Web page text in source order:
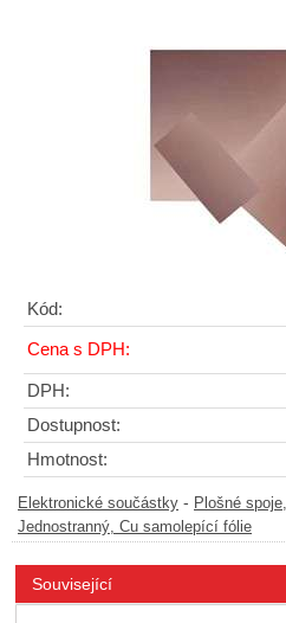
Kód:
Cena s DPH:
DPH:
Dostupnost:
Hmotnost:
Elektronické součástky - Plošné
Jednostranný, Cu samolepící fólie
Související